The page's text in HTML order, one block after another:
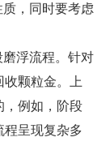
，同时要考虑
浮流程。针对
颗粒金。上
，例如，阶段
程呈现复杂多